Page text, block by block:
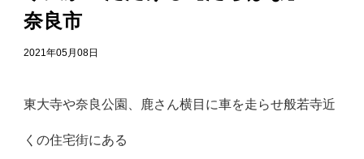
奈良市
2021年05月08日
東大寺や奈良公園、 鹿さん横目に車を走らせ般若寺近
くの住宅街にある